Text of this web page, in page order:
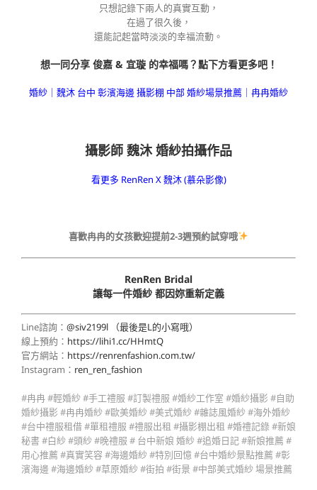
只想記錄下兩人的真實互動，
在過了很久後，
還能記起當時淡淡的幸福流動。
想一同分享 俊嘉 & 宜璇 的幸福嗎？點下方看更多吧！
婚紗｜魏沐 台中 彰濱海邊 攝影棚 中部 婚紗場景推薦｜冉冉婚紗
攝影師 魏沐 婚紗拍攝作品
看更多 RenRen X 魏沐 (慕朵影像)
喜歡冉冉的女孩歡迎提前2-3週預約試穿哦
RenRen Bridal
讓每一件婚紗 都因妳重新定義
Line諮詢： @siv2199l （最後是L的小寫哦）
線上預約： https://lihi1.cc/HHmtQ
官方網站： https://renrenfashion.com.tw/
Instagram： ren_ren_fashion
#冉冉 #輕婚紗 #手工禮服 #訂製禮服 #婚紗工作室 #婚紗攝影 #自助
婚紗攝影 #冉冉婚紗 #歐美婚紗 #美式婚紗 #雜誌風婚紗 #海外婚紗
#台中禮服租借 #單租禮服 #禮服出租 #攝影棚出租 #婚禮記錄 #新娘
秘書 #白紗 #頭紗 #晚禮服 # 台中新娘 婚紗 #追婚日記 #新娘推薦 #
用心推薦 #真實笑容 #海邊婚紗 #特別回憶 #台中婚紗景點推薦 #彰
濱海邊 #海邊婚紗 #草原婚紗 #街拍 #街景 #中部美式婚紗 場景推薦